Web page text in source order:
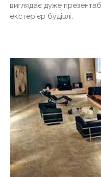
виглядає дуже
екстер'єр будівлі.